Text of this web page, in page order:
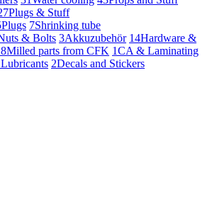
Plugs & Stuff
Plugs 7Shrinking tube
& Bolts 3Akkuzubehör 14Hardware &
Milled parts from CFK 1CA & Laminating
Lubricants 2Decals and Stickers